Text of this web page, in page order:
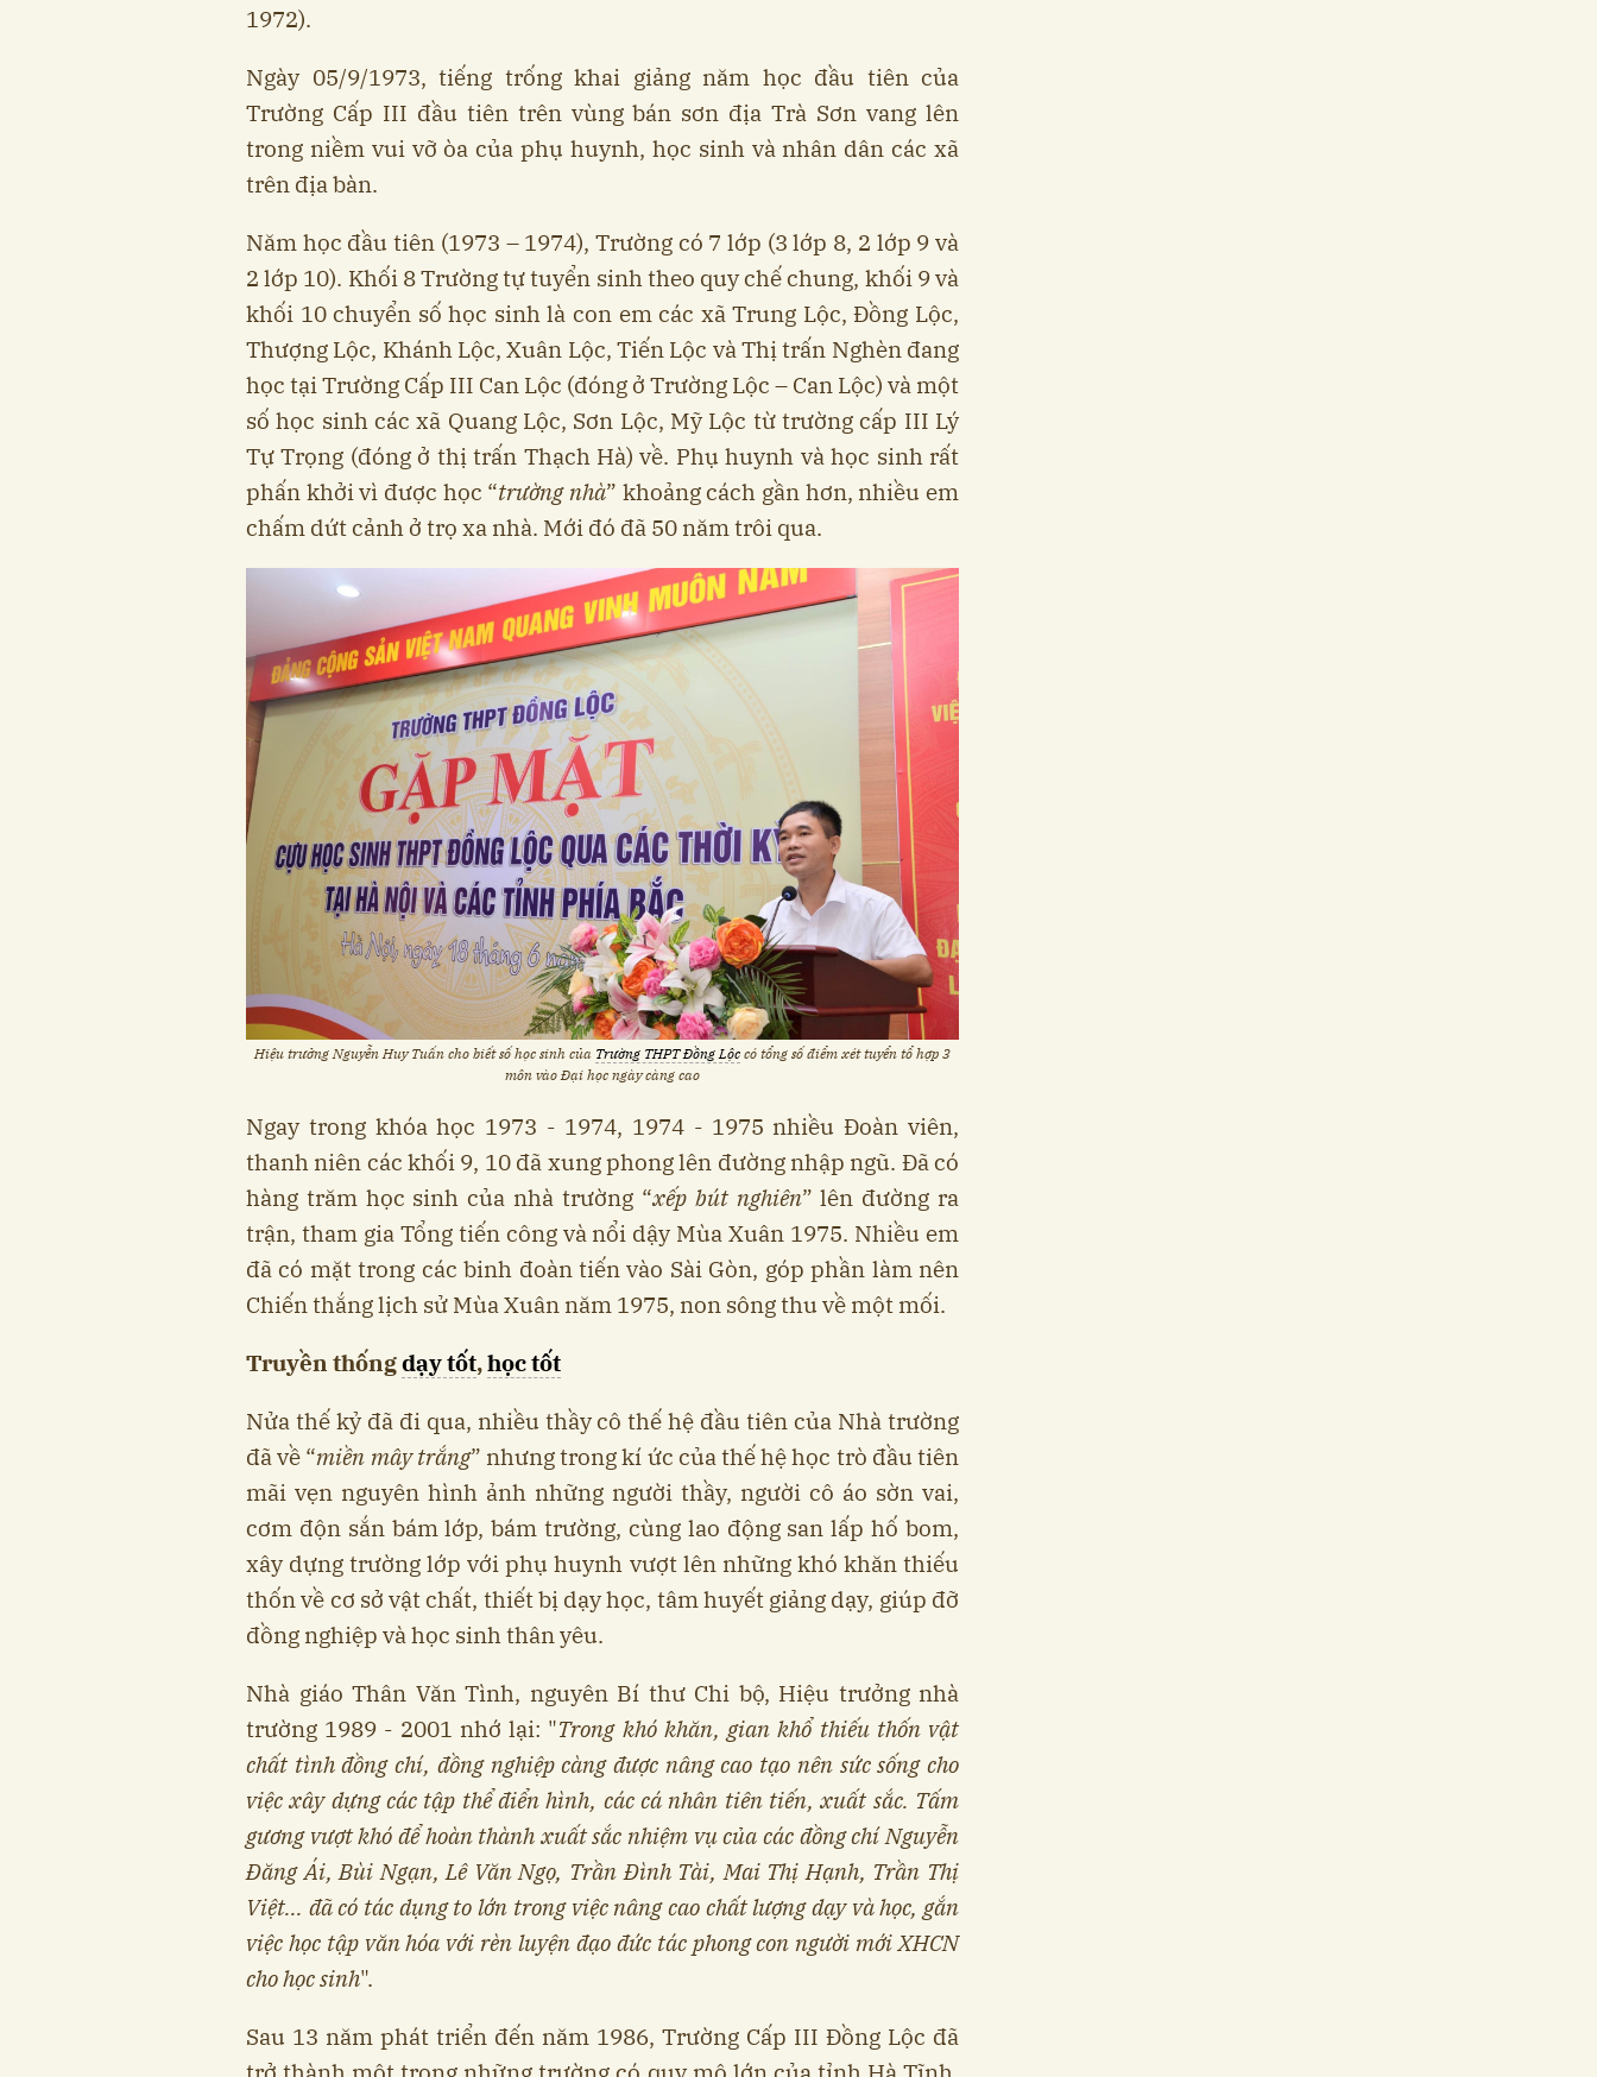
1972).
Ngày 05/9/1973, tiếng trống khai giảng năm học đầu tiên của
Trường Cấp III đầu tiên trên vùng bán sơn địa Trà Sơn vang lên
trong niềm vui vỡ òa của phụ huynh, học sinh và nhân dân các xã
trên địa bàn.
Năm học đầu tiên (1973 – 1974), Trường có 7 lớp (3 lớp 8, 2 lớp 9 và
2 lớp 10). Khối 8 Trường tự tuyển sinh theo quy chế chung, khối 9 và
khối 10 chuyển số học sinh là con em các xã Trung Lộc, Đồng Lộc,
Thượng Lộc, Khánh Lộc, Xuân Lộc, Tiến Lộc và Thị trấn Nghèn đang
học tại Trường Cấp III Can Lộc (đóng ở Trường Lộc – Can Lộc) và một
số học sinh các xã Quang Lộc, Sơn Lộc, Mỹ Lộc từ trường cấp III Lý
Tự Trọng (đóng ở thị trấn Thạch Hà) về. Phụ huynh và học sinh rất
phấn khởi vì được học “trường nhà” khoảng cách gần hơn, nhiều em
chấm dứt cảnh ở trọ xa nhà. Mới đó đã 50 năm trôi qua.
Hiệu trưởng Nguyễn Huy Tuấn cho biết số học sinh của Trường THPT Đồng Lộc có tổng số điểm xét tuyển tổ hợp 3
môn vào Đại học ngày càng cao
Ngay trong khóa học 1973 - 1974, 1974 - 1975 nhiều Đoàn viên,
thanh niên các khối 9, 10 đã xung phong lên đường nhập ngũ. Đã có
hàng trăm học sinh của nhà trường “xếp bút nghiên” lên đường ra
trận, tham gia Tổng tiến công và nổi dậy Mùa Xuân 1975. Nhiều em
đã có mặt trong các binh đoàn tiến vào Sài Gòn, góp phần làm nên
Chiến thắng lịch sử Mùa Xuân năm 1975, non sông thu về một mối.
Truyền thốngdạy tốt,học tốt
Nửa thế kỷ đã đi qua, nhiều thầy cô thế hệ đầu tiên của Nhà trường
đã về “miền mây trắng” nhưng trong kí ức của thế hệ học trò đầu tiên
mãi vẹn nguyên hình ảnh những người thầy, người cô áo sờn vai,
cơm độn sắn bám lớp, bám trường, cùng lao động san lấp hố bom,
xây dựng trường lớp với phụ huynh vượt lên những khó khăn thiếu
thốn về cơ sở vật chất, thiết bị dạy học, tâm huyết giảng dạy, giúp đỡ
đồng nghiệp và học sinh thân yêu.
Nhà giáo Thân Văn Tình, nguyên Bí thư Chi bộ, Hiệu trưởng nhà
trường 1989 - 2001 nhớ lại: "Trong khó khăn, gian khổ thiếu thốn vật
chất tình đồng chí, đồng nghiệp càng được nâng cao tạo nên sức sống cho
việc xây dựng các tập thể điển hình, các cá nhân tiên tiến, xuất sắc. Tấm
gương vượt khó để hoàn thành xuất sắc nhiệm vụ của các đồng chí Nguyễn
Đăng Ái, Bùi Ngạn, Lê Văn Ngọ, Trần Đình Tài, Mai Thị Hạnh, Trần Thị
Việt... đã có tác dụng to lớn trong việc nâng cao chất lượng dạy và học, gắn
việc học tập văn hóa với rèn luyện đạo đức tác phong con người mới XHCN
cho học sinh".
Sau 13 năm phát triển đến năm 1986, Trường Cấp III Đồng Lộc đã